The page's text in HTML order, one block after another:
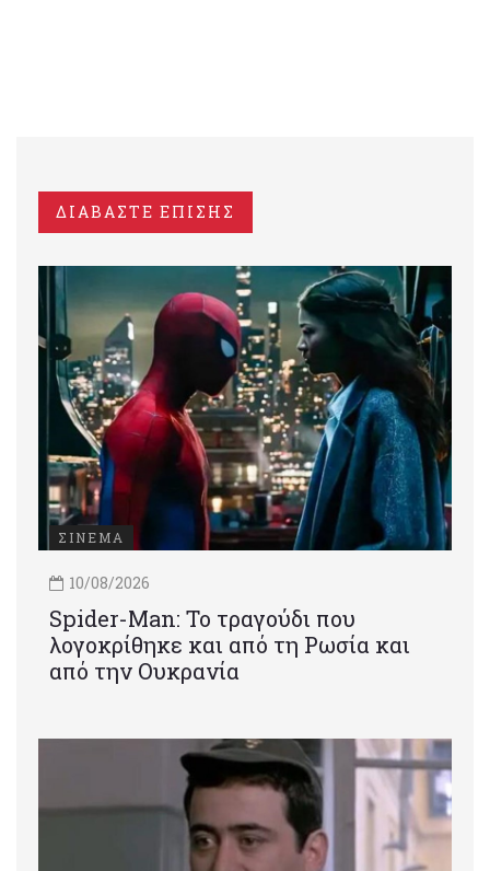
ΔΙΑΒΑΣΤΕ ΕΠΙΣΗΣ
ΣΙΝΕΜΑ
10/08/2026
Spider-Man: Το τραγούδι που
λογοκρίθηκε και από τη Ρωσία και
από την Ουκρανία